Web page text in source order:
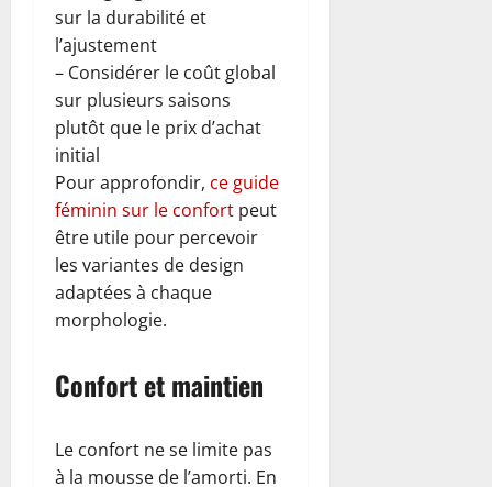
sur la durabilité et
l’ajustement
– Considérer le coût global
sur plusieurs saisons
plutôt que le prix d’achat
initial
Pour approfondir, ce guide
féminin sur le confort peut
être utile pour percevoir
les variantes de design
adaptées à chaque
morphologie.
Confort et maintien
Le confort ne se limite pas
à la mousse de l’amorti. En